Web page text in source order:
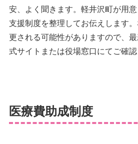
安、よく聞きます。軽井沢町が用
支援制度を整理してお伝えします
更される可能性がありますので、
式サイトまたは役場窓口にてご確認
医療費助成制度